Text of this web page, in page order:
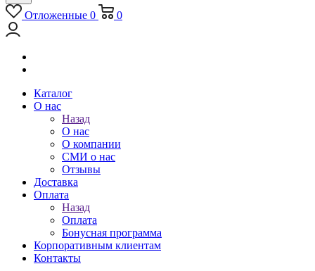
Отложенные 0 0
Каталог
О нас
Назад
О нас
О компании
СМИ о нас
Отзывы
Доставка
Оплата
Назад
Оплата
Бонусная программа
Корпоративным клиентам
Контакты